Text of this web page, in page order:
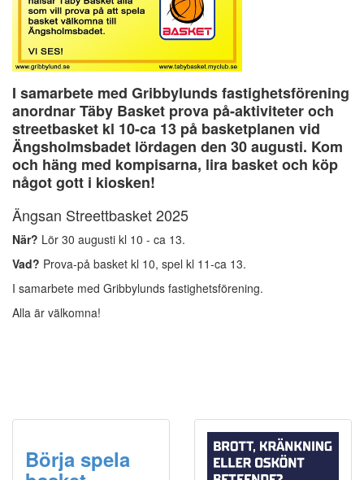
I samarbete med Gribbylunds fastighetsförening
anordnar Täby Basket prova på-aktiviteter och
streetbasket kl 10-ca 13 på basketplanen vid
Ängsholmsbadet lördagen den 30 augusti. Kom
och häng med kompisarna, lira basket och köp
något gott i kiosken!
Ängsan Streettbasket 2025
När? Lör 30 augusti kl 10 - ca 13.
Vad? Prova-på basket kl 10, spel kl 11-ca 13.
I samarbete med Gribbylunds fastighetsförening.
Alla är välkomna!
Börja spela